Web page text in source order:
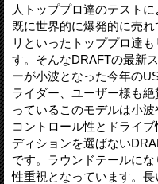
人トッププロ達のテスト
既に世界的に爆発的に売
リといったトッププロ達
す。そんなDRAFTの最新
ーが小波となった今年の
ライダー、ユーザー様も
っているこのモデルは小
コントロール性とドライ
ディションを選ばない
です。ラウンドテールに
性重視となっています。